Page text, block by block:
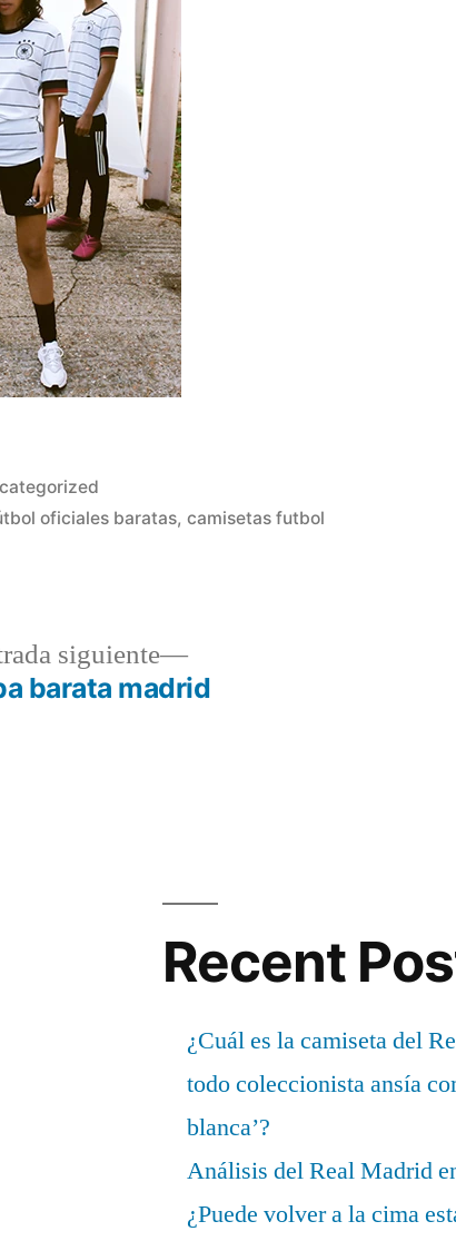
oficiales baratas,camisetas futbol
siguiente
Entrada
siguiente:
barata madrid
Recent
¿Cuál es la camiseta del
todo coleccionista ansía
blanca’?
Análisis del Real Madrid
¿Puede volver a la cima